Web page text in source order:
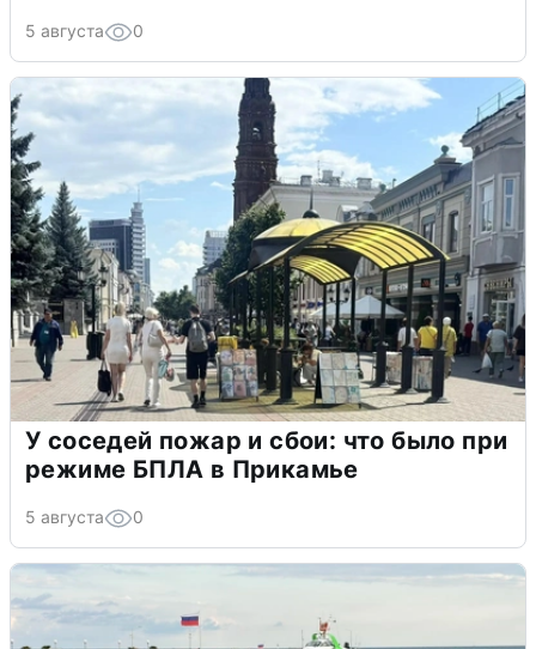
5 августа 0
У соседей пожар и сбои: что было при
режиме БПЛА в Прикамье
5 августа 0